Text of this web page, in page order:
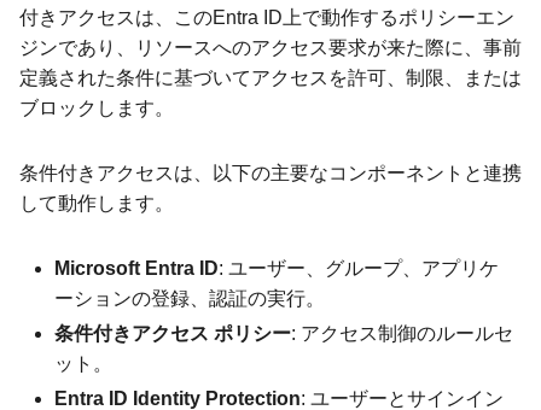
付きアクセスは、このEntra ID上で動作するポリシーエン
ジンであり、リソースへのアクセス要求が来た際に、事前
定義された条件に基づいてアクセスを許可、制限、または
ブロックします。
条件付きアクセスは、以下の主要なコンポーネントと連携
して動作します。
Microsoft Entra ID: ユーザー、グループ、アプリケ
ーションの登録、認証の実行。
条件付きアクセス ポリシー: アクセス制御のルールセ
ット。
Entra ID Identity Protection: ユーザーとサインイン